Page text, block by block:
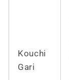
Kouchi
Gari